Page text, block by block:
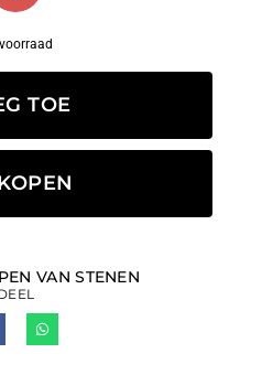
VOEG TOE
VAN STENEN